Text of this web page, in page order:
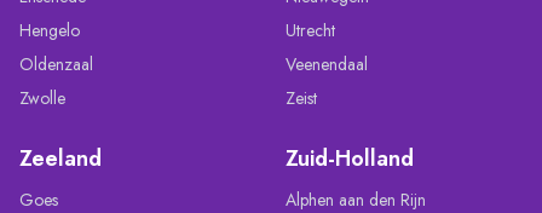
Hengelo
Oldenzaal
Zwolle
Utrecht
Veenendaal
Zeist
Zeeland
Goes
Zuid-Holland
Alphen aan den Rijn